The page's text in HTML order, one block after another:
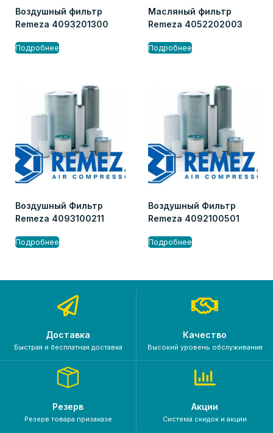
Воздушный фильтр
Remeza 4093201300
Подробнее
Масляный фильтр
Remeza 4052202003
Подробнее
Воздушный Фильтр
Remeza 4093100211
Подробнее
Воздушный Фильтр
Remeza 4092100501
Подробнее
Доставка
Быстрая и бесплатная доставка
Качество
Высокий уровень обслуживания
Резерв
Резерв товара призаказе
Акции
Система скидок и акции